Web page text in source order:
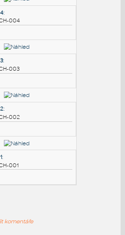
BLOKY
004
FN-CH-004
003:
FN-CH-003
komentáře